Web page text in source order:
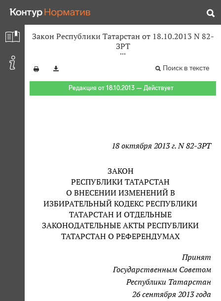
Закон Республики Татарстан от 18.10.2013 N 82-
ЗРТ
Поиск в тексте
Редакция от 18.10.2013 — Действует
18 октября 2013 г. N 82-ЗРТ
ЗАКОН
РЕСПУБЛИКИ ТАТАРСТАН
О ВНЕСЕНИИ ИЗМЕНЕНИЙ В
ИЗБИРАТЕЛЬНЫЙ КОДЕКС РЕСПУБЛИКИ
ТАТАРСТАН И ОТДЕЛЬНЫЕ
ЗАКОНОДАТЕЛЬНЫЕ АКТЫ РЕСПУБЛИКИ
ТАТАРСТАН О РЕФЕРЕНДУМАХ
Принят
Государственным Советом
Республики Татарстан
26 сентября 2013 года